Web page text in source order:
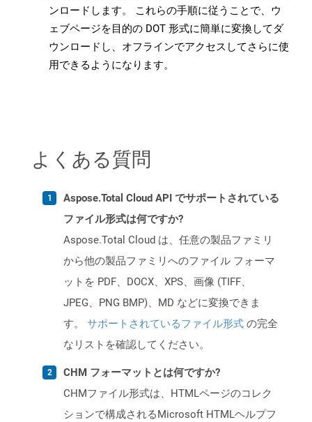
ンロードします。 これらの手順に従うことで、ウ
ェブページを目的の DOT 形式に簡単に変換してダ
ウンロードし、オフラインでアクセスしてさらに使
用できるようになります。
よくある質問
Aspose.Total Cloud API でサポートされている
ファイル形式は何ですか?
Aspose.Total Cloud は、任意の製品ファミリ
から他の製品ファミリへのファイル フォーマ
ットを PDF、DOCX、XPS、画像 (TIFF、
JPEG、PNG BMP)、MD などに変換できま
す。 サポートされているファイル形式 の完全
なリストを確認してください。
CHM フォーマットとは何ですか?
CHMファイル形式は、HTMLページのコレク
ションで構成されるMicrosoft HTMLヘルプフ